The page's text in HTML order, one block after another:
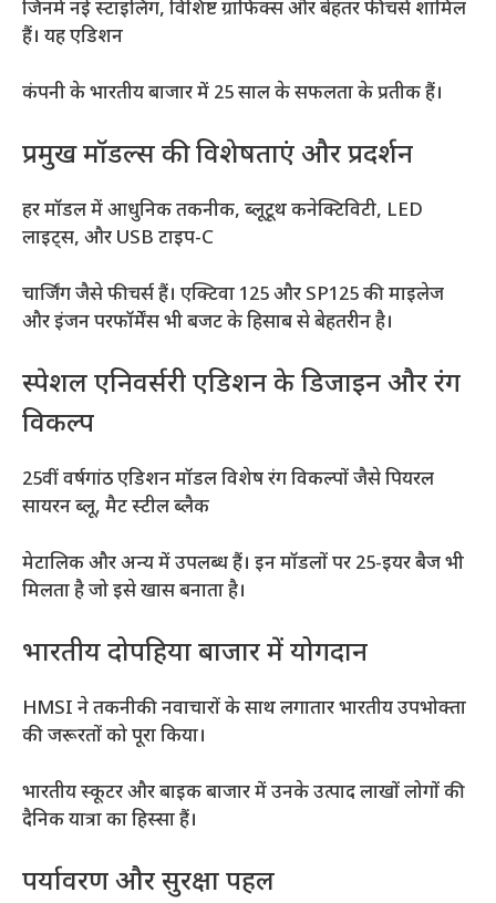
जिनमें नई स्टाइलिंग, विशिष्ट ग्राफिक्स और बेहतर फीचर्स शामिल
हैं। यह एडिशन
कंपनी के भारतीय बाजार में 25 साल के सफलता के प्रतीक हैं।
प्रमुख मॉडल्स की विशेषताएं और प्रदर्शन
हर मॉडल में आधुनिक तकनीक, ब्लूटूथ कनेक्टिविटी, LED
लाइट्स, और USB टाइप-C
चार्जिंग जैसे फीचर्स हैं। एक्टिवा 125 और SP125 की माइलेज
और इंजन परफॉर्मेंस भी बजट के हिसाब से बेहतरीन है।
स्पेशल एनिवर्सरी एडिशन के डिजाइन और रंग
विकल्प
25वीं वर्षगांठ एडिशन मॉडल विशेष रंग विकल्पों जैसे पियरल
सायरन ब्लू, मैट स्टील ब्लैक
मेटालिक और अन्य में उपलब्ध हैं। इन मॉडलों पर 25-इयर बैज भी
मिलता है जो इसे खास बनाता है।
भारतीय दोपहिया बाजार में योगदान
HMSI ने तकनीकी नवाचारों के साथ लगातार भारतीय उपभोक्ता
की जरूरतों को पूरा किया।
भारतीय स्कूटर और बाइक बाजार में उनके उत्पाद लाखों लोगों की
दैनिक यात्रा का हिस्सा हैं।
पर्यावरण और सुरक्षा पहल